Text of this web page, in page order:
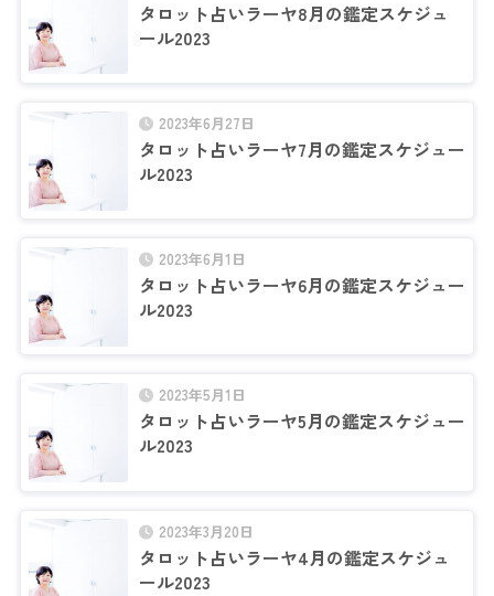
タロット占いラーヤ8月の鑑定スケジュ
ール2023
2023年6月27日
タロット占いラーヤ7月の鑑定スケジュー
ル2023
2023年6月1日
タロット占いラーヤ6月の鑑定スケジュー
ル2023
2023年5月1日
タロット占いラーヤ5月の鑑定スケジュー
ル2023
2023年3月20日
タロット占いラーヤ4月の鑑定スケジュ
ール2023